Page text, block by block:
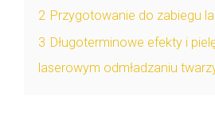
2 Przygotowanie do zabiegu
3 Długoterminowe efekty i
laserowym odmładzaniu